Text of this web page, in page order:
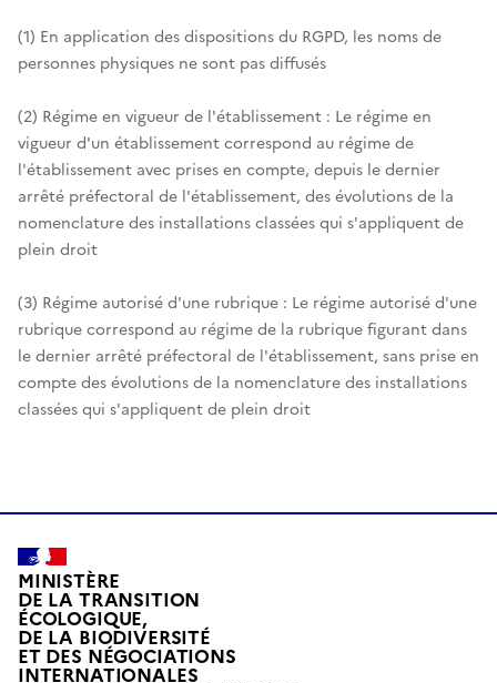
(1) En application des dispositions du RGPD, les noms de
personnes physiques ne sont pas diffusés
(2) Régime en vigueur de l'établissement : Le régime en
vigueur d'un établissement correspond au régime de
l'établissement avec prises en compte, depuis le dernier
arrêté préfectoral de l'établissement, des évolutions de la
nomenclature des installations classées qui s'appliquent de
plein droit
(3) Régime autorisé d'une rubrique : Le régime autorisé d'une
rubrique correspond au régime de la rubrique figurant dans
le dernier arrêté préfectoral de l'établissement, sans prise en
compte des évolutions de la nomenclature des installations
classées qui s'appliquent de plein droit
MINISTÈRE
DE LA TRANSITION
ÉCOLOGIQUE,
DE LA BIODIVERSITÉ
ET DES NÉGOCIATIONS
INTERNATIONALES